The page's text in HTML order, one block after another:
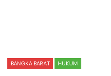
BANGKA BARAT HUKUM